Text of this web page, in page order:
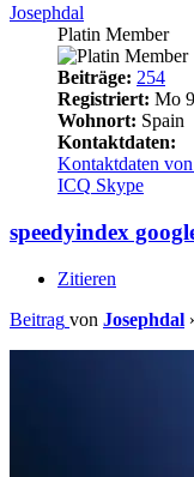
Josephdal
Platin Member
Beiträge: 254
Registriert: Mo
Wohnort: Spain
Kontaktdaten:
Kontaktdaten von
ICQ Skype
speedyindex
Zitieren
Beitrag von Josephdal